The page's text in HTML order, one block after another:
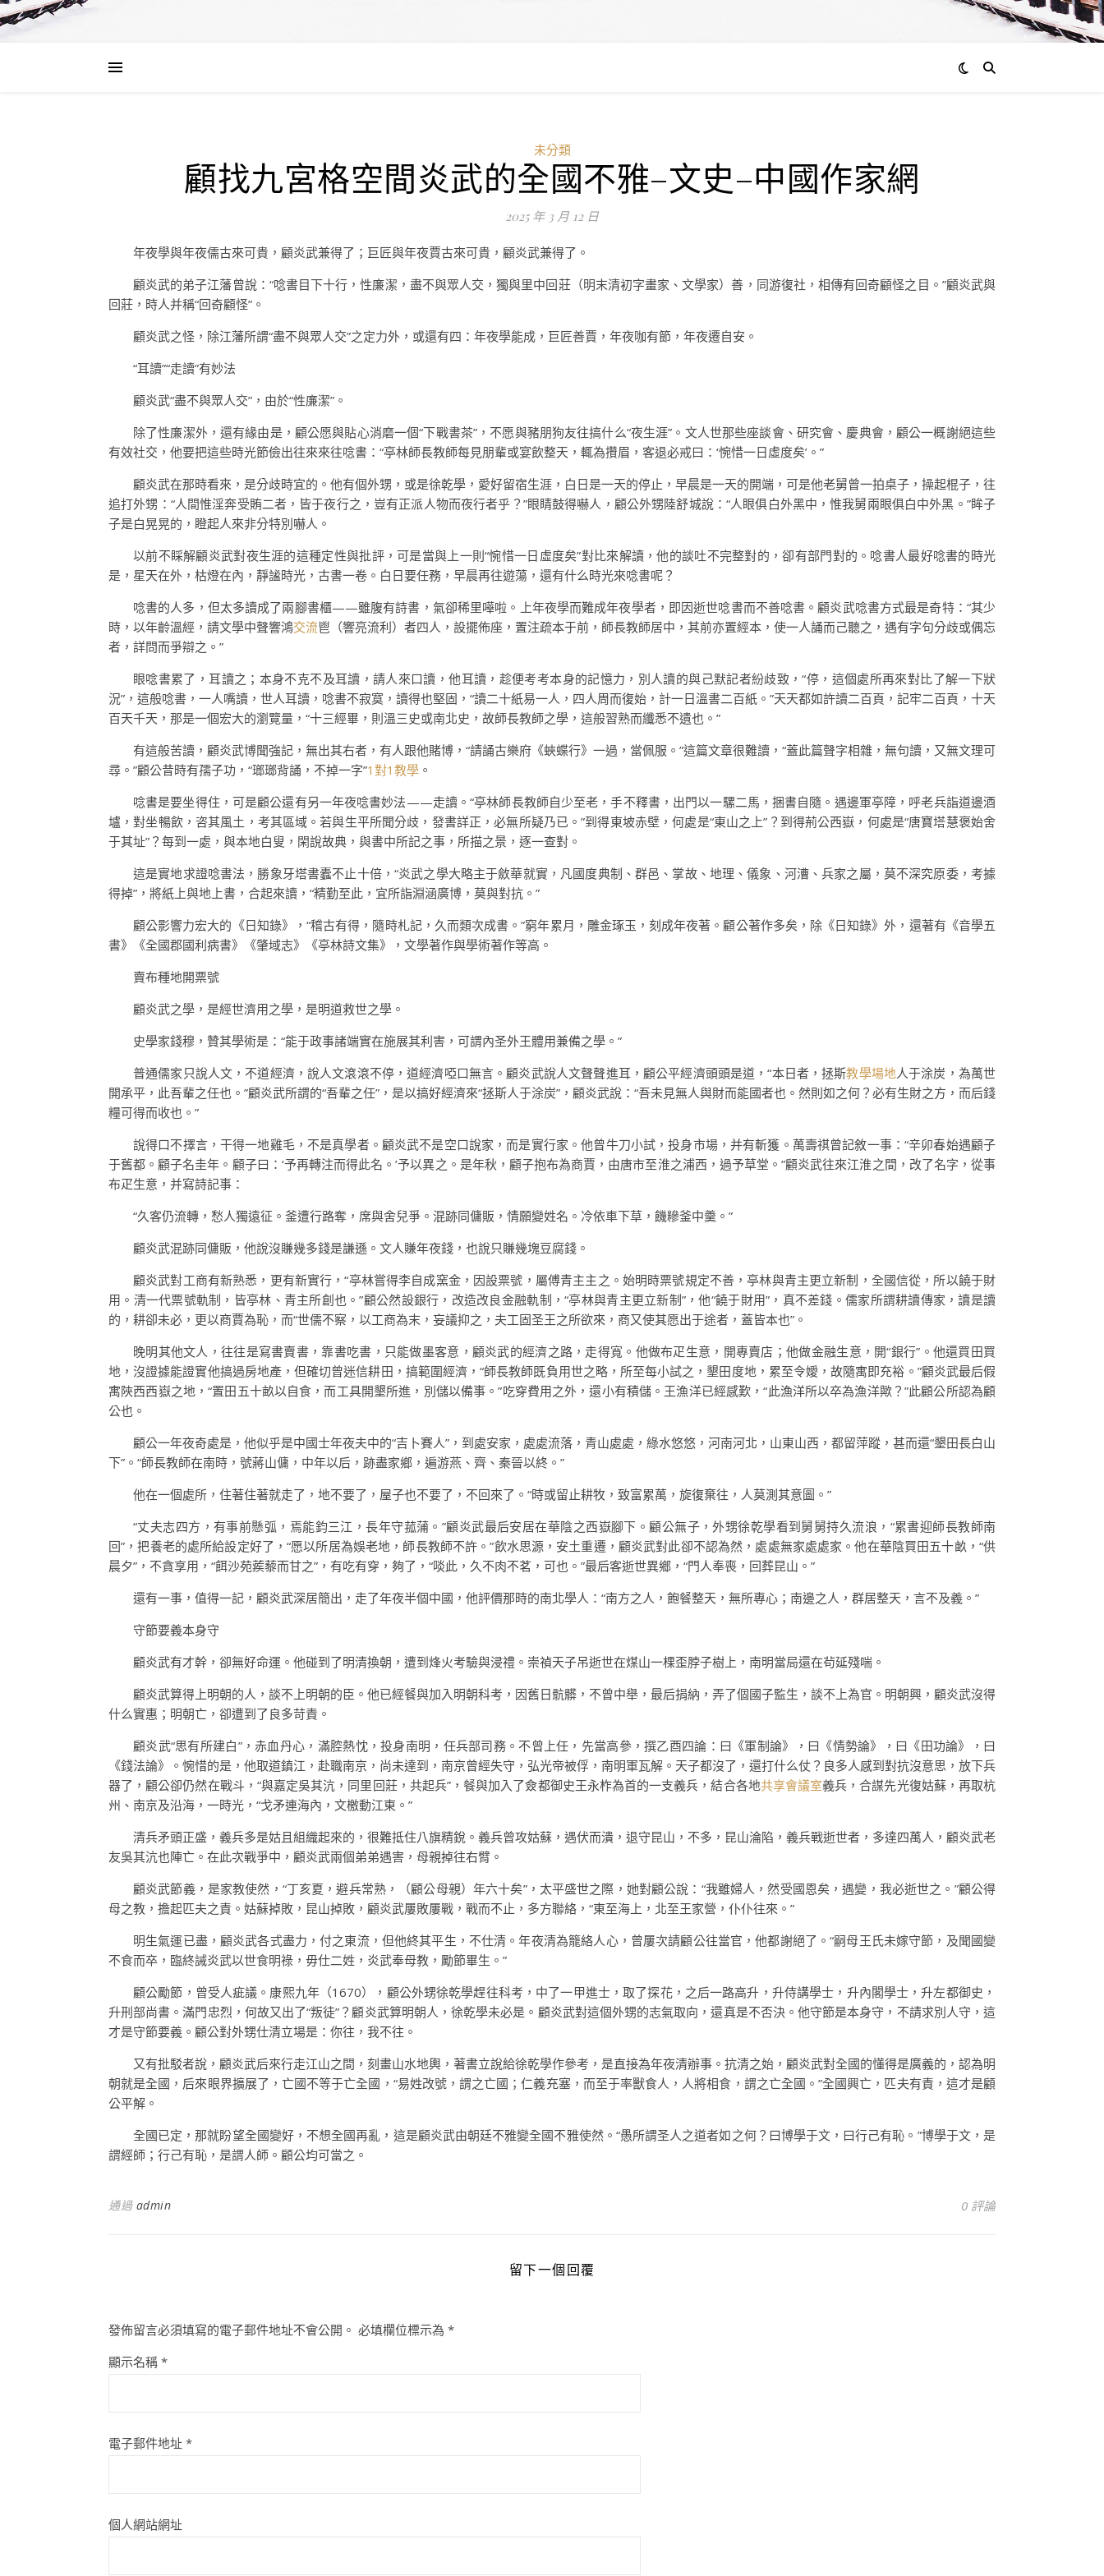
未分類
顧找九宮格空間炎武的全國不雅–文史–中國作家網
2025 年 3 月 12 日
年夜學與年夜儒古來可貴，顧炎武兼得了；巨匠與年夜賈古來可貴，顧炎武兼得了。
顧炎武的弟子江藩曾說：“唸書目下十行，性廉潔，盡不與眾人交，獨與里中回莊（明末清初字畫家、文學家）善，同游復社，相傳有回奇顧怪之目。”顧炎武與
回莊，時人并稱“回奇顧怪”。
顧炎武之怪，除江藩所謂“盡不與眾人交”之定力外，或還有四：年夜學能成，巨匠善賈，年夜咖有節，年夜遷自安。
“耳讀”“走讀”有妙法
顧炎武“盡不與眾人交”，由於“性廉潔”。
除了性廉潔外，還有緣由是，顧公愿與貼心消磨一個“下戰書茶”，不愿與豬朋狗友往搞什么“夜生涯”。文人世那些座談會、研究會、慶典會，顧公一概謝絕這些
有效社交，他要把這些時光節儉出往來來往唸書：“亭林師長教師每見朋輩或宴飲整天，輒為攢眉，客退必戒曰：‘惋惜一日虛度矣’。”
顧炎武在那時看來，是分歧時宜的。他有個外甥，或是徐乾學，愛好留宿生涯，白日是一天的停止，早晨是一天的開端，可是他老舅曾一拍桌子，操起棍子，往
追打外甥：“人間惟淫奔受賄二者，皆于夜行之，豈有正派人物而夜行者乎？”眼睛鼓得嚇人，顧公外甥陸舒城說：“人眼俱白外黑中，惟我舅兩眼俱白中外黑。”眸子
子是白晃晃的，瞪起人來非分特別嚇人。
以前不睬解顧炎武對夜生涯的這種定性與批評，可是當與上一則“惋惜一日虛度矣”對比來解讀，他的談吐不完整對的，卻有部門對的。唸書人最好唸書的時光
是，星天在外，枯燈在內，靜謐時光，古書一卷。白日要任務，早晨再往遊蕩，還有什么時光來唸書呢？
唸書的人多，但太多讀成了兩腳書櫃——雖腹有詩書，氣卻稀里嘩啦。上年夜學而難成年夜學者，即因逝世唸書而不善唸書。顧炎武唸書方式最是奇特：“其少
時，以年齡溫經，請文學中聲響鴻交流鬯（響亮流利）者四人，設擺佈座，置注疏本于前，師長教師居中，其前亦置經本，使一人誦而己聽之，遇有字句分歧或偶忘
者，詳問而爭辯之。”
眼唸書累了，耳讀之；本身不克不及耳讀，請人來口讀，他耳讀，趁便考考本身的記憶力，別人讀的與己默記者紛歧致，“停，這個處所再來對比了解一下狀
況”，這般唸書，一人嘴讀，世人耳讀，唸書不寂寞，讀得也堅固，“讀二十紙易一人，四人周而復始，計一日溫書二百紙。”天天都如許讀二百頁，記牢二百頁，十天
百天千天，那是一個宏大的瀏覽量，“十三經畢，則溫三史或南北史，故師長教師之學，這般習熟而纖悉不遺也。”
有這般苦讀，顧炎武博聞強記，無出其右者，有人跟他賭博，“請誦古樂府《蛺蝶行》一過，當佩服。”這篇文章很難讀，“蓋此篇聲字相雜，無句讀，又無文理可
尋。”顧公昔時有孺子功，“瑯瑯背誦，不掉一字”1對1教學 。
唸書是要坐得住，可是顧公還有另一年夜唸書妙法——走讀。“亭林師長教師自少至老，手不釋書，出門以一騾二馬，捆書自隨。遇邊軍亭障，呼老兵詣道邊酒
壚，對坐暢飲，咨其風土，考其區域。若與生平所聞分歧，發書詳正，必無所疑乃已。”到得東坡赤壁，何處是“東山之上”？到得荊公西嶽，何處是“唐寶塔慧褒始舍
于其址”？每到一處，與本地白叟，閑說故典，與書中所記之事，所描之景，逐一查對。
這是實地求證唸書法，勝象牙塔書蠹不止十倍，“炎武之學大略主于斂華就實，凡國度典制、群邑、掌故、地理、儀象、河漕、兵家之屬，莫不深究原委，考據
得掉”，將紙上與地上書，合起來讀，“精勤至此，宜所詣淵涵廣博，莫與對抗。”
顧公影響力宏大的《日知錄》，“稽古有得，隨時札記，久而類次成書。”窮年累月，雕金琢玉，刻成年夜著。顧公著作多矣，除《日知錄》外，還著有《音學五
書》《全國郡國利病書》《肇域志》《亭林詩文集》，文學著作與學術著作等高。
賣布種地開票號
顧炎武之學，是經世濟用之學，是明道救世之學。
史學家錢穆，贊其學術是：“能于政事諸端實在施展其利害，可謂內圣外王體用兼備之學。”
普通儒家只說人文，不道經濟，說人文滾滾不停，道經濟啞口無言。顧炎武說人文聲聲進耳，顧公平經濟頭頭是道，“本日者，拯斯教學場地人于涂炭，為萬世
開承平，此吾輩之任也。”顧炎武所謂的“吾輩之任”，是以搞好經濟來“拯斯人于涂炭”，顧炎武說：“吾未見無人與財而能國者也。然則如之何？必有生財之方，而后錢
糧可得而收也。”
說得口不擇言，干得一地雞毛，不是真學者。顧炎武不是空口說家，而是實行家。他曾牛刀小試，投身市場，并有斬獲。萬壽祺曾記敘一事：“辛卯春始遇顧子
于舊都。顧子名圭年。顧子曰：‘予再轉注而得此名。’予以異之。是年秋，顧子抱布為商賈，由唐市至淮之浦西，過予草堂。”顧炎武往來江淮之間，改了名字，從事
布疋生意，并寫詩記事：
“久客仍流轉，愁人獨遠征。釜遭行路奪，席與舍兒爭。混跡同傭販，情願變姓名。冷依車下草，饑糝釜中羹。”
顧炎武混跡同傭販，他說沒賺幾多錢是謙遜。文人賺年夜錢，也說只賺幾塊豆腐錢。
顧炎武對工商有新熟悉，更有新實行，“亭林嘗得李自成窯金，因設票號，屬傅青主主之。始明時票號規定不善，亭林與青主更立新制，全國信從，所以饒于財
用。清一代票號軌制，皆亭林、青主所創也。”顧公然設銀行，改造改良金融軌制，“亭林與青主更立新制”，他“饒于財用”，真不差錢。儒家所謂耕讀傳家，讀是讀
的，耕卻未必，更以商賈為恥，而“世儒不察，以工商為末，妄議抑之，夫工固圣王之所欲來，商又使其愿出于途者，蓋皆本也”。
晚明其他文人，往往是寫書賣書，靠書吃書，只能做墨客意，顧炎武的經濟之路，走得寬。他做布疋生意，開專賣店；他做金融生意，開“銀行”。他還買田買
地，沒證據能證實他搞過房地產，但確切曾迷信耕田，搞範圍經濟，“師長教師既負用世之略，所至每小試之，墾田度地，累至令嬡，故隨寓即充裕。”顧炎武最后假
寓陜西西嶽之地，“置田五十畝以自食，而工具開墾所進，別儲以備事。”吃穿費用之外，還小有積儲。王漁洋已經感歎，“此漁洋所以卒為漁洋歟？”此顧公所認為顧
公也。
顧公一年夜奇處是，他似乎是中國士年夜夫中的“吉卜賽人”，到處安家，處處流落，青山處處，綠水悠悠，河南河北，山東山西，都留萍蹤，甚而還“墾田長白山
下”。“師長教師在南時，號蔣山傭，中年以后，跡盡家鄉，遍游燕、齊、秦晉以終。”
他在一個處所，住著住著就走了，地不要了，屋子也不要了，不回來了。“時或留止耕牧，致富累萬，旋復棄往，人莫測其意圖。”
“丈夫志四方，有事前懸弧，焉能鈞三江，長年守菰蒲。”顧炎武最后安居在華陰之西嶽腳下。顧公無子，外甥徐乾學看到舅舅持久流浪，“累書迎師長教師南
回”，把養老的處所給設定好了，“愿以所居為娛老地，師長教師不許。”飲水思源，安土重遷，顧炎武對此卻不認為然，處處無家處處家。他在華陰買田五十畝，“供
晨夕”，不貪享用，“餌沙苑蒺藜而甘之”，有吃有穿，夠了，“啖此，久不肉不茗，可也。”最后客逝世異鄉，“門人奉喪，回葬昆山。”
還有一事，值得一記，顧炎武深居簡出，走了年夜半個中國，他評價那時的南北學人：“南方之人，飽餐整天，無所專心；南邊之人，群居整天，言不及義。”
守節要義本身守
顧炎武有才幹，卻無好命運。他碰到了明清換朝，遭到烽火考驗與浸禮。崇禎天子吊逝世在煤山一棵歪脖子樹上，南明當局還在茍延殘喘。
顧炎武算得上明朝的人，談不上明朝的臣。他已經餐與加入明朝科考，因舊日骯髒，不曾中舉，最后捐納，弄了個國子監生，談不上為官。明朝興，顧炎武沒得
什么實惠；明朝亡，卻遭到了良多苛責。
顧炎武“思有所建白”，赤血丹心，滿腔熱忱，投身南明，任兵部司務。不曾上任，先當高參，撰乙酉四論：曰《軍制論》，曰《情勢論》，曰《田功論》，曰
《錢法論》。惋惜的是，他取道鎮江，赴職南京，尚未達到，南京曾經失守，弘光帝被俘，南明軍瓦解。天子都沒了，還打什么仗？良多人感到對抗沒意思，放下兵
器了，顧公卻仍然在戰斗，“與嘉定吳其沆，同里回莊，共起兵”，餐與加入了僉都御史王永柞為首的一支義兵，結合各地共享會議室義兵，合謀先光復姑蘇，再取杭
州、南京及沿海，一時光，“戈矛連海內，文檄動江東。”
清兵矛頭正盛，義兵多是姑且組織起來的，很難抵住八旗精銳。義兵曾攻姑蘇，遇伏而潰，退守昆山，不多，昆山淪陷，義兵戰逝世者，多達四萬人，顧炎武老
友吳其沆也陣亡。在此次戰爭中，顧炎武兩個弟弟遇害，母親掉往右臂。
顧炎武節義，是家教使然，“丁亥夏，避兵常熟，（顧公母親）年六十矣”，太平盛世之際，她對顧公說：“我雖婦人，然受國恩矣，遇變，我必逝世之。”顧公得
母之教，擔起匹夫之責。姑蘇掉敗，昆山掉敗，顧炎武屢敗屢戰，戰而不止，多方聯絡，“東至海上，北至王家營，仆仆往來。”
明生氣運已盡，顧炎武各式盡力，付之東流，但他終其平生，不仕清。年夜清為籠絡人心，曾屢次請顧公往當官，他都謝絕了。“嗣母王氏未嫁守節，及聞國變
不食而卒，臨終誡炎武以世食明祿，毋仕二姓，炎武奉母教，勵節畢生。”
顧公勵節，曾受人疵議。康熙九年（1670），顧公外甥徐乾學趕往科考，中了一甲進士，取了探花，之后一路高升，升侍講學士，升內閣學士，升左都御史，
升刑部尚書。滿門忠烈，何故又出了“叛徒”？顧炎武算明朝人，徐乾學未必是。顧炎武對這個外甥的志氣取向，還真是不否決。他守節是本身守，不請求別人守，這
才是守節要義。顧公對外甥仕清立場是：你往，我不往。
又有批駁者說，顧炎武后來行走江山之間，刻畫山水地輿，著書立說給徐乾學作參考，是直接為年夜清辦事。抗清之始，顧炎武對全國的懂得是廣義的，認為明
朝就是全國，后來眼界擴展了，亡國不等于亡全國，“易姓改號，謂之亡國；仁義充塞，而至于率獸食人，人將相食，謂之亡全國。”全國興亡，匹夫有責，這才是顧
公平解。
全國已定，那就盼望全國變好，不想全國再亂，這是顧炎武由朝廷不雅變全國不雅使然。“愚所謂圣人之道者如之何？曰博學于文，曰行己有恥。”博學于文，是
謂經師；行己有恥，是謂人師。顧公均可當之。
通過 admin 0 評論
留下一個回覆
發佈留言必須填寫的電子郵件地址不會公開。 必填欄位標示為 *
顯示名稱 *
電子郵件地址 *
個人網站網址